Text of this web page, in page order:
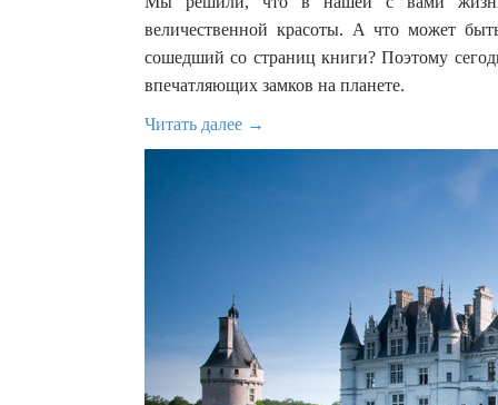
величественной красоты. А что может
сошедший со страниц книги? Поэтому
впечатляющих замков на планете.
Читать далее →